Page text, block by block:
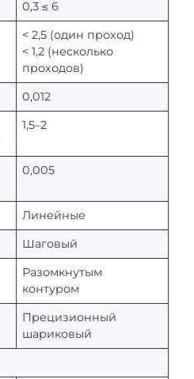
0,3 ≤ 6
< 2,5 (один проход)
< 1,2 (несколько
проходов)
0,012
1,5–2
0,005
Линейные
Шаговый
Разомкнутым
контуром
Прецизионный
шариковый